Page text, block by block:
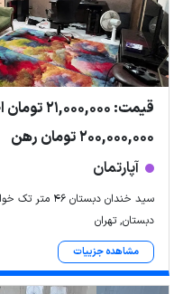
قیمت: 21,000,000 تومان اجاره
200,000,000 تومان رهن
آپارتمان
سید خندان دبستان ۴۶ متر تک خوابه
دبستان, تهران
مشاهده جزییات